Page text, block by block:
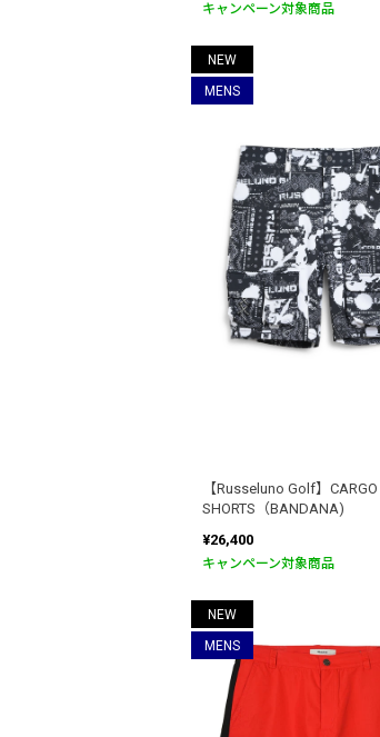
キャンペーン対象商品
NEW
MENS
【Russeluno Golf】CARGO
SHORTS（BANDANA)
¥26,400
キャンペーン対象商品
NEW
MENS